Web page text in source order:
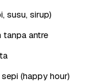
susu, sirup)
tanpa antre
(happy hour)